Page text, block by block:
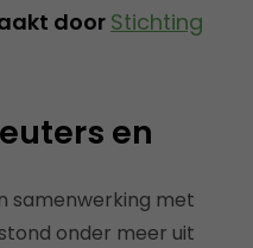
door Stichting
en
samenwerking met
onder meer uit